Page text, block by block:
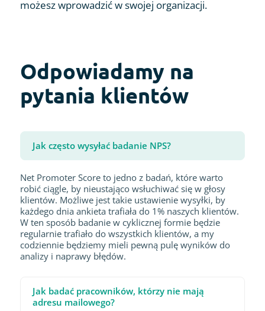
możesz wprowadzić w swojej organizacji.
Odpowiadamy na
pytania klientów
Jak często wysyłać badanie NPS?
Net Promoter Score to jedno z badań, które warto
robić ciągle, by nieustająco wsłuchiwać się w głosy
klientów. Możliwe jest takie ustawienie wysyłki, by
każdego dnia ankieta trafiała do 1% naszych klientów.
W ten sposób badanie w cyklicznej formie będzie
regularnie trafiało do wszystkich klientów, a my
codziennie będziemy mieli pewną pulę wyników do
analizy i naprawy błędów.
Jak badać pracowników, którzy nie mają
adresu mailowego?